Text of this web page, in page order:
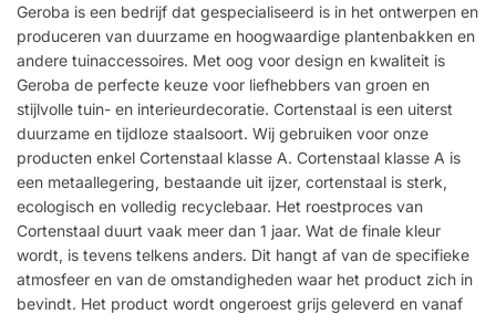
Geroba is een bedrijf dat gespecialiseerd is in het ontwerpen en
produceren van duurzame en hoogwaardige plantenbakken en
andere tuinaccessoires. Met oog voor design en kwaliteit is
Geroba de perfecte keuze voor liefhebbers van groen en
stijlvolle tuin- en interieurdecoratie. Cortenstaal is een uiterst
duurzame en tijdloze staalsoort. Wij gebruiken voor onze
producten enkel Cortenstaal klasse A. Cortenstaal klasse A is
een metaallegering, bestaande uit ijzer, cortenstaal is sterk,
ecologisch en volledig recyclebaar. Het roestproces van
Cortenstaal duurt vaak meer dan 1 jaar. Wat de finale kleur
wordt, is tevens telkens anders. Dit hangt af van de specifieke
atmosfeer en van de omstandigheden waar het product zich in
bevindt. Het product wordt ongeroest grijs geleverd en vanaf